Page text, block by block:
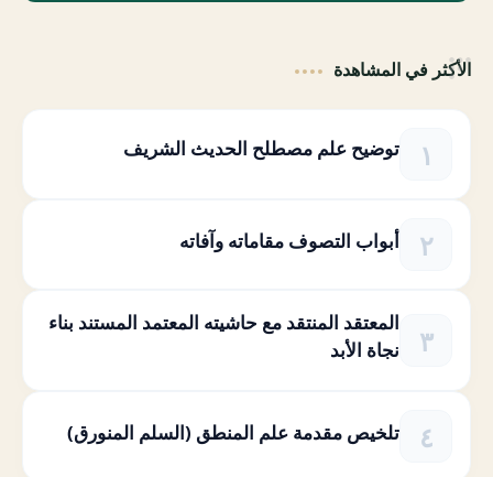
الأكثر في المشاهدة
توضيح علم مصطلح الحديث الشريف
أبواب التصوف مقاماته وآفاته
المعتقد المنتقد مع حاشيته المعتمد المستند بناء
نجاة الأبد
تلخيص مقدمة علم المنطق (السلم المنورق)